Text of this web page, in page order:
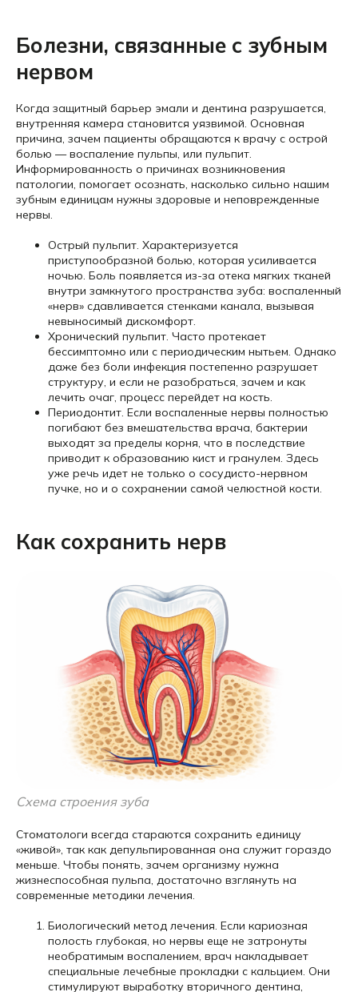
Болезни, связанные с зубным
нервом
Когда защитный барьер эмали и дентина разрушается,
внутренняя камера становится уязвимой. Основная
причина, зачем пациенты обращаются к врачу с острой
болью — воспаление пульпы, или пульпит.
Информированность о причинах возникновения
патологии, помогает осознать, насколько сильно нашим
зубным единицам нужны здоровые и неповрежденные
нервы.
Острый пульпит. Характеризуется
приступообразной болью, которая усиливается
ночью. Боль появляется из-за отека мягких тканей
внутри замкнутого пространства зуба: воспаленный
«нерв» сдавливается стенками канала, вызывая
невыносимый дискомфорт.
Хронический пульпит. Часто протекает
бессимптомно или с периодическим нытьем. Однако
даже без боли инфекция постепенно разрушает
структуру, и если не разобраться, зачем и как
лечить очаг, процесс перейдет на кость.
Периодонтит. Если воспаленные нервы полностью
погибают без вмешательства врача, бактерии
выходят за пределы корня, что в последствие
приводит к образованию кист и гранулем. Здесь
уже речь идет не только о сосудисто-нервном
пучке, но и о сохранении самой челюстной кости.
Как сохранить нерв
Схема строения зуба
Стоматологи всегда стараются сохранить единицу
«живой», так как депульпированная она служит гораздо
меньше. Чтобы понять, зачем организму нужна
жизнеспособная пульпа, достаточно взглянуть на
современные методики лечения.
Биологический метод лечения. Если кариозная
полость глубокая, но нервы еще не затронуты
необратимым воспалением, врач накладывает
специальные лечебные прокладки с кальцием. Они
стимулируют выработку вторичного дентина,